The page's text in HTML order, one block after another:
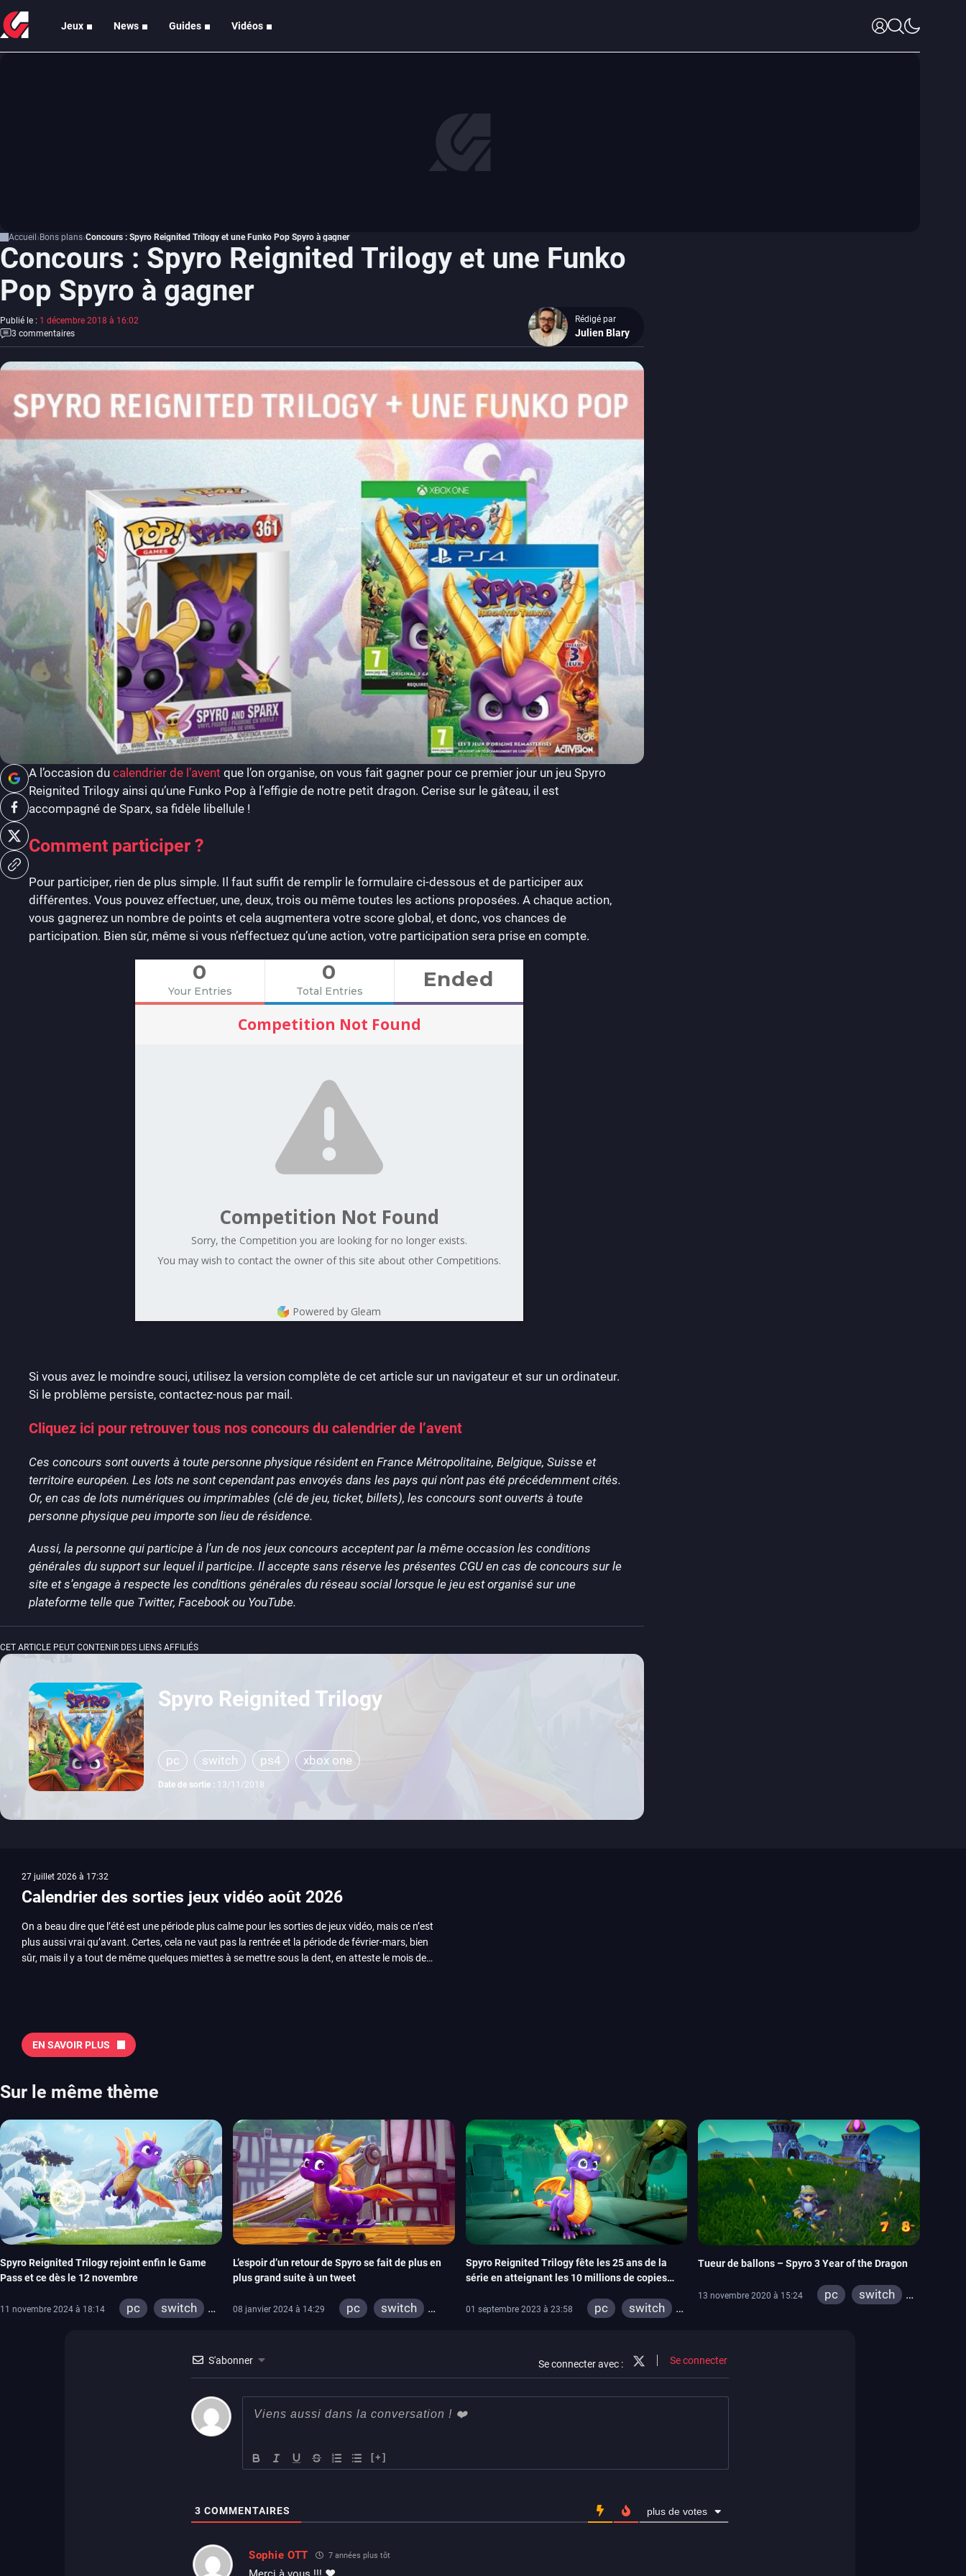
Jeux News Guides Vidéos
Accueil Bons plans Concours : Spyro Reignited Trilogy et une Funko Pop Spyro à gagner
Concours : Spyro Reignited Trilogy et une Funko
Pop Spyro à gagner
Publié le : 1 décembre 2018 à 16:02
3 commentaires
Rédigé par
Julien Blary
A l’occasion du calendrier de l’avent que l’on organise, on vous fait gagner pour ce premier jour un jeu Spyro
Reignited Trilogy ainsi qu’une Funko Pop à l’effigie de notre petit dragon. Cerise sur le gâteau, il est
accompagné de Sparx, sa fidèle libellule !
Comment participer ?
Pour participer, rien de plus simple. Il faut suffit de remplir le formulaire ci-dessous et de participer aux
différentes. Vous pouvez effectuer, une, deux, trois ou même toutes les actions proposées. A chaque action,
vous gagnerez un nombre de points et cela augmentera votre score global, et donc, vos chances de
participation. Bien sûr, même si vous n’effectuez qu’une action, votre participation sera prise en compte.
0
Your Entries
0
Total Entries Ended
Competition Not Found
Competition Not Found
Sorry, the Competition you are looking for no longer exists.
You may wish to contact the owner of this site about other Competitions.
Powered by Gleam
Si vous avez le moindre souci, utilisez la version complète de cet article sur un navigateur et sur un ordinateur.
Si le problème persiste, contactez-nous par mail.
Cliquez ici pour retrouver tous nos concours du calendrier de l’avent
Ces concours sont ouverts à toute personne physique résident en France Métropolitaine, Belgique, Suisse et
territoire européen. Les lots ne sont cependant pas envoyés dans les pays qui n’ont pas été précédemment cités.
Or, en cas de lots numériques ou imprimables (clé de jeu, ticket, billets), les concours sont ouverts à toute
personne physique peu importe son lieu de résidence.
Aussi, la personne qui participe à l’un de nos jeux concours acceptent par la même occasion les conditions
générales du support sur lequel il participe. Il accepte sans réserve les présentes CGU en cas de concours sur le
site et s’engage à respecte les conditions générales du réseau social lorsque le jeu est organisé sur une
plateforme telle que Twitter, Facebook ou YouTube.
CET ARTICLE PEUT CONTENIR DES LIENS AFFILIÉS
Spyro Reignited Trilogy
pc switch ps4 xbox one
Date de sortie : 13/11/2018
27 juillet 2026 à 17:32
Calendrier des sorties jeux vidéo août 2026
On a beau dire que l’été est une période plus calme pour les sorties de jeux vidéo, mais ce n’est
plus aussi vrai qu’avant. Certes, cela ne vaut pas la rentrée et la période de février-mars, bien
sûr, mais il y a tout de même quelques miettes à se mettre sous la dent, en atteste le mois de
Tokon ou encore Beast of Reincarnation, qui nous montre que Game Freak sait faire autre
chose d’ambitieux que Pokémon. On n’oubliera pas la période de Gamescom, avec Star Wars,
2026 Vous trouverez ici tous les jeux majeurs qui sortiront au mois de juin. Vous trouverez
aussi les jeux de ce mois dans notre page dédiée…
EN SAVOIR PLUS
Sur le même thème
Spyro Reignited Trilogy rejoint enfin le Game
Pass et ce dès le 12 novembre
11 novembre 2024 à 18:14 pc
switch
L’espoir d’un retour de Spyro se fait de plus en
plus grand suite à un tweet
08 janvier 2024 à 14:29 pc
switch
Spyro Reignited Trilogy fête les 25 ans de la
série en atteignant les 10 millions de copies
01 septembre 2023 à 23:58 pc
switch
Tueur de ballons – Spyro 3 Year of the Dragon
13 novembre 2020 à 15:24 pc
switch
S'abonner Se connecter avec : Se connecter
[+]
3 COMMENTAIRES plus de votes
Sophie OTT 7 années plus tôt